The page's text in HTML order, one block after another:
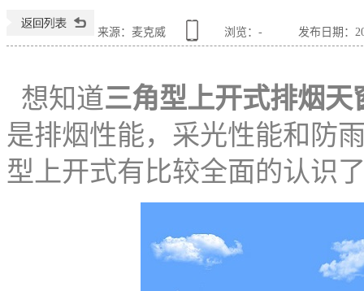
来源：麦克威 浏览： - 发布日期：
想知道三角型上开式排烟天
是排烟性能，采光性能和防
型上开式有比较全面的认识